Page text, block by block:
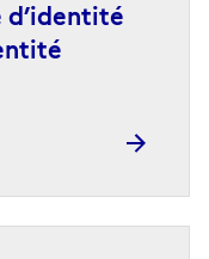
d’identité